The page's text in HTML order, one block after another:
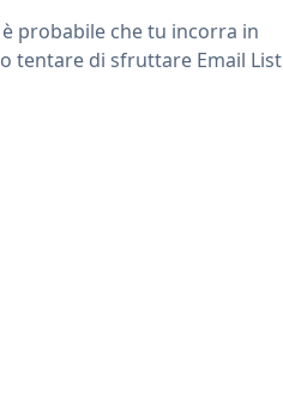
probabile che tu incorra in
tentare di sfruttare Email List